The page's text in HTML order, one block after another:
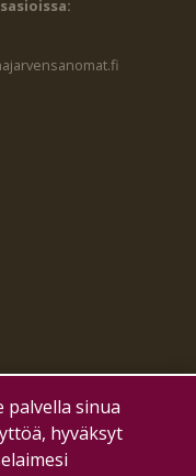
palvella sinua
hyväksyt